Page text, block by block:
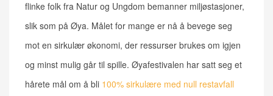
flinke folk fra Natur og Ungdom bemanner miljøstasjoner,
slik som på Øya. Målet for mange er nå å bevege seg
mot en sirkulær økonomi, der ressurser brukes om igjen
og minst mulig går til spille. Øyafestivalen har satt seg et
hårete mål om å bli 100% sirkulære med null restavfall